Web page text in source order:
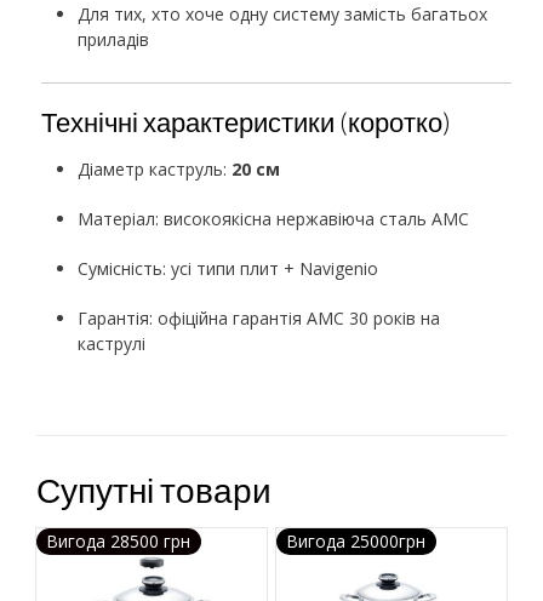
Для тих, хто хоче одну систему замість багатьох
приладів
Технічні характеристики (коротко)
Діаметр каструль: 20 см
Матеріал: високоякісна нержавіюча сталь AMC
Сумісність: усі типи плит + Navigenio
Гарантія: офіційна гарантія AMC 30 років на
каструлі
Супутні товари
Вигода 28500 грн Вигода 25000грн